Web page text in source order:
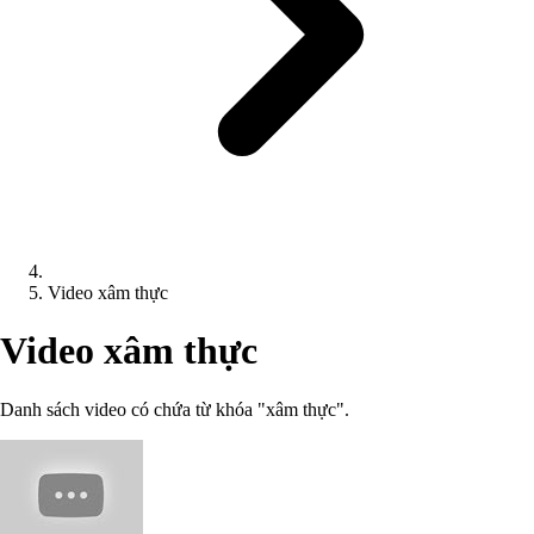
Video xâm thực
Video xâm thực
Danh sách video có chứa từ khóa "xâm thực".